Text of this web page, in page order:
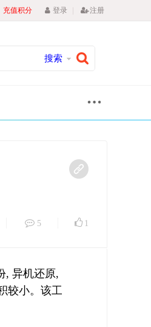
充值积分 登录 | 注册
搜索
5 1
, 异机还原,
较小。该工